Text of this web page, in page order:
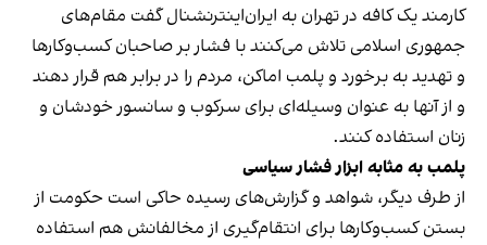
کارمند یک کافه در تهران به ایران‌اینترنشنال گفت مقام‌های
جمهوری اسلامی تلاش می‌کنند با فشار بر صاحبان کسب‌وکارها
و تهدید به برخورد و پلمب اماکن، مردم را در برابر هم قرار دهند
و از آنها به عنوان وسیله‌ای برای سرکوب و سانسور خودشان و
زنان استفاده کنند.
پلمب به مثابه ابزار فشار سیاسی
از طرف دیگر، شواهد و گزارش‌های رسیده حاکی است حکومت از
بستن کسب‌وکارها برای انتقام‌گیری از مخالفانش هم استفاده